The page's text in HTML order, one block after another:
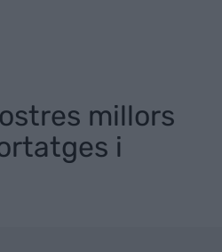
millors
i